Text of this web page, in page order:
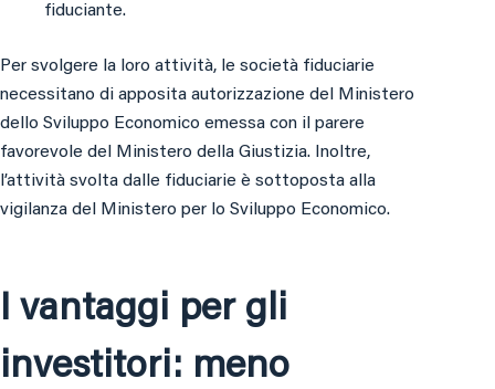
fiduciante.
Per svolgere la loro attività, le società fiduciarie
necessitano di apposita autorizzazione del Ministero
dello Sviluppo Economico emessa con il parere
favorevole del Ministero della Giustizia. Inoltre,
l’attività svolta dalle fiduciarie è sottoposta alla
vigilanza del Ministero per lo Sviluppo Economico.
I vantaggi per gli
investitori: meno